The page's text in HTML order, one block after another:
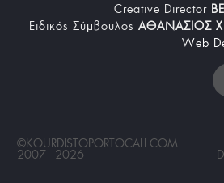
Creative Director
Ειδικός Σύμβουλος ΑΘΑΝΑΣΙΟΣ
Web
©KOURDISTOPORTOCALI.COM
2007 - 2026